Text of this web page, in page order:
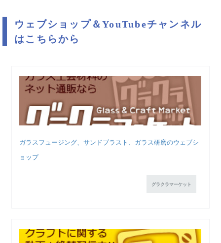
ウェブショップ＆YouTubeチャンネル
はこちらから
ガラスフュージング、サンドブラスト、ガラス研磨のウェブシ
ョップ
グラクラマーケット